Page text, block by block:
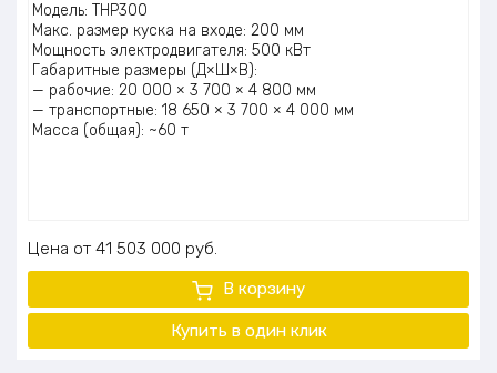
Модель: THP300
Макс. размер куска на входе: 200 мм
Мощность электродвигателя: 500 кВт
Габаритные размеры (Д×Ш×В):
— рабочие: 20 000 × 3 700 × 4 800 мм
— транспортные: 18 650 × 3 700 × 4 000 мм
Масса (общая): ~60 т
Цена 41 503 000 руб.
В корзину
Купить в один клик